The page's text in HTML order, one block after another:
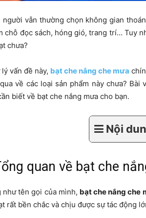
người vẫn thường chọn không gian
chỗ đọc sách, hóng gió, trang trí… Tuy
chưa?
vấn đề này, bạt che nắng che mưa
về các loại sản phẩm này chưa?
biết về bạt che nắng mưa cho bạn.
Nội
quan về bạt che
như tên gọi của mình, bạt che nắng che
rất bền chắc và chịu được sự tác động